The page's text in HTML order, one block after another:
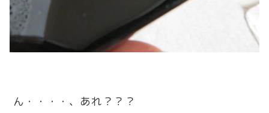
ん・・・・、あれ？？？